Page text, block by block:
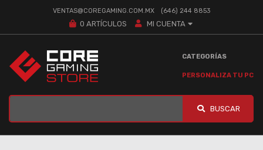
VENTAS@COREGAMING.COM.MX (646) 244 8853
0 ARTÍCULOS MI CUENTA
CATEGORÍAS
PERSONALIZA TU PC
BUSCAR